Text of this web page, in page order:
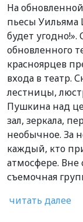
На
пьесы Уильяма
будет
обновленного
красноярцев
входа в театр.
лестницы,
Пушкина над
зал, зеркала,
необычное. За
каждый, кто
атмосфере. Вне
съемочная
читать далее